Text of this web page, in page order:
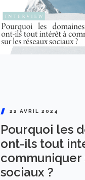
22 AVRIL 2024
Pourquoi les
ont-ils tout
communiquer
sociaux ?